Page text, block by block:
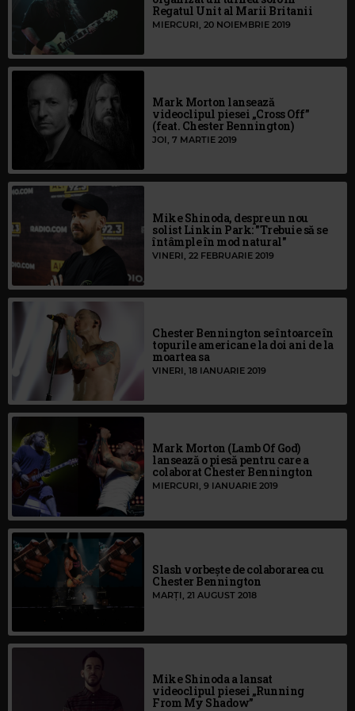
Regatul Unit al Marii Britanii
MIERCURI, 20 NOIEMBRIE 2019
Mark Morton lansează
videoclipul piesei „Cross Off”
(feat. Chester Bennington)
JOI, 7 MARTIE 2019
Mike Shinoda, despre un nou
solist Linkin Park: "Trebuie să se
întâmple în mod natural"
VINERI, 22 FEBRUARIE 2019
Chester Bennington se întoarce în
topurile americane la doi ani de la
moartea sa
VINERI, 18 IANUARIE 2019
Mark Morton (Lamb Of God)
lansează o piesă pentru care a
colaborat Chester Bennington
MIERCURI, 9 IANUARIE 2019
Slash vorbește de colaborarea cu
Chester Bennington
MARȚI, 21 AUGUST 2018
Mike Shinoda a lansat
videoclipul piesei „Running
From My Shadow”